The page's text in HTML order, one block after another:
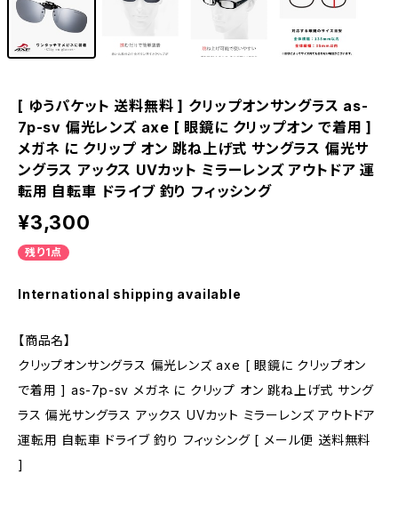
[ ゆうパケット 送料無料 ] クリップオンサングラス as-
7p-sv 偏光レンズ axe [ 眼鏡に クリップオン で着用 ]
メガネ に クリップ オン 跳ね上げ式 サングラス 偏光サ
ングラス アックス UVカット ミラーレンズ アウトドア 運
転用 自転車 ドライブ 釣り フィッシング
¥3,300
残り1点
International shipping available
【商品名】
クリップオンサングラス 偏光レンズ axe [ 眼鏡に クリップオン
で着用 ] as-7p-sv メガネ に クリップ オン 跳ね上げ式 サング
ラス 偏光サングラス アックス UVカット ミラーレンズ アウトドア
運転用 自転車 ドライブ 釣り フィッシング [ メール便 送料無料
]